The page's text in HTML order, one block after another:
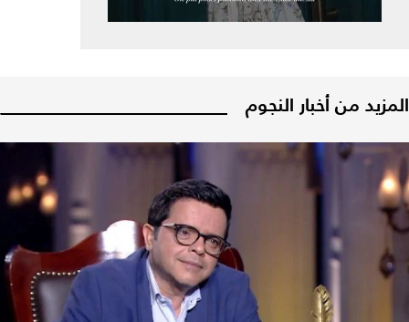
المزيد من أخبار النجوم